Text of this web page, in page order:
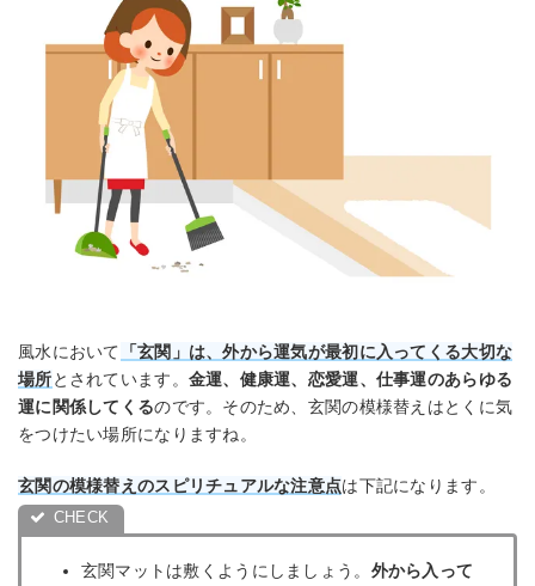
風水において
「玄関」は、外から運気が最初に入ってくる大切な
場所とされています。 金運、健康運、恋愛運、仕事運のあらゆる
運に関係してくるのです。そのため、玄関の模様替えはとくに気
をつけたい場所になりますね。
玄関の模様替えのスピリチュアルな注意点は下記になります。
玄関マットは敷くようにしましょう。 外から入って